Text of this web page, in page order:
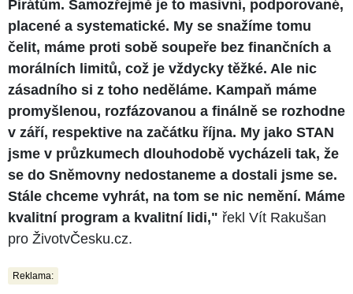
Pirátům. Samozřejmě je to masivní, podporované,
placené a systematické. My se snažíme tomu
čelit, máme proti sobě soupeře bez finančních a
morálních limitů, což je vždycky těžké. Ale nic
zásadního si z toho neděláme. Kampaň máme
promyšlenou, rozfázovanou a finálně se rozhodne
v září, respektive na začátku října. My jako STAN
jsme v průzkumech dlouhodobě vycházeli tak, že
se do Sněmovny nedostaneme a dostali jsme se.
Stále chceme vyhrát, na tom se nic nemění. Máme
kvalitní program a kvalitní lidi," řekl Vít Rakušan
pro ŽivotvČesku.cz.
Reklama: